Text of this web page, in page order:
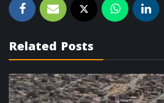
Related Posts